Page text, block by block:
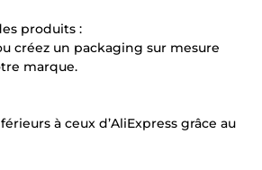
produits :
créez un packaging sur mesure
marque.
à ceux d’AliExpress grâce au